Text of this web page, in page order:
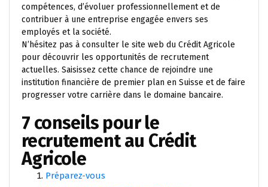
compétences, d’évoluer professionnellement et de
contribuer à une entreprise engagée envers ses
employés et la société.
N’hésitez pas à consulter le site web du Crédit Agricole
pour découvrir les opportunités de recrutement
actuelles. Saisissez cette chance de rejoindre une
institution financière de premier plan en Suisse et de faire
progresser votre carrière dans le domaine bancaire.
7 conseils pour le
recrutement au Crédit
Agricole
Préparez-vous